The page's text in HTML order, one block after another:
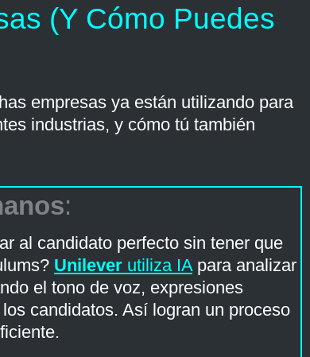
(Y Cómo Puedes
empresas ya están utilizando para
industrias, y cómo tú también
:
al candidato perfecto sin tener que
Unilever utiliza IApara analizar
el tono de voz, expresiones
candidatos. Así logran un proceso